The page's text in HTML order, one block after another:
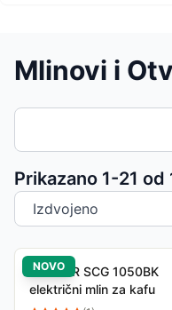
Mlinovi i
Prikazano 1-21 od
Sortiranje proizvoda
NOVO
SENCOR SCG 1050BK
električni mlin za kafu